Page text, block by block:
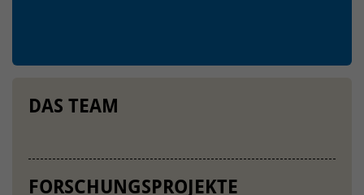
DAS TEAM
FORSCHUNGSPROJEKTE